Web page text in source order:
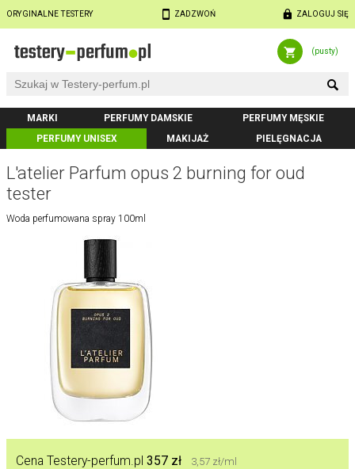
ORYGINALNE TESTERY ZADZWOŃ ZALOGUJ SIĘ
(pusty)
MARKI PERFUMY DAMSKIE
PERFUMY MĘSKIE
PERFUMY UNISEX
MAKIJAŻ PIELĘGNACJA
L'atelier Parfum opus 2 burning for oud
tester
Woda perfumowana spray 100ml
Cena Testery-perfum.pl 357 zł 3,57 zł/ml